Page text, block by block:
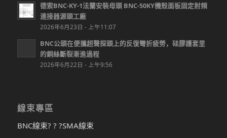
德索BNC-KY-1法蘭安裝母頭 BNC-50KY機殼面板固定射頻
連接器源頭工廠
2026年6月23日 - 上午11:07
BNC公頭在便攜超聲探頭上的反復彎折疲勞，硅膠護套里
的銅絲斷裂漸進過程
2026年6月22日 - 上午9:56
線束專區
BNC線束? ? ?SMA線束